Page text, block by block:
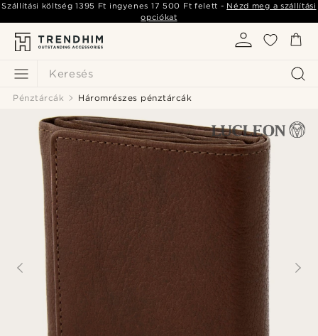
Keresés
Szállítási költség1395 Ft ingyenes 17 500 Ft felett - Nézd meg a szállítási
opciókat
Pénztárcák Háromrészes pénztárcák